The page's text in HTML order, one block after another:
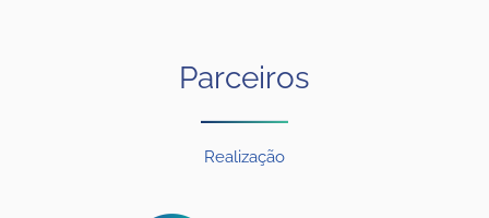
Parceiros
Realização